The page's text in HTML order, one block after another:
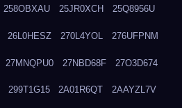
258OBXAU 25JR0XCH 25Q8956U
26L0HESZ 270L4YOL 276UFPNM
27MNQPU0 27NBD68F 27O3D674
299T1G15 2A01R6QT 2AAYZL7V